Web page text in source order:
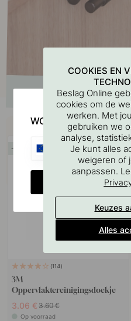
Koop
114
3M
Oppervlaktereinigingsdoekje
3.06 € 3.60 €
Op voorraad
COOKIES EN
Beslag Online
cookies om de
werken. Met
gebruiken we
analyse,
Je kunt alles
weigeren of
aanpassen.
Keuzes
Alles
WOULD YOU RATHER
CHANGE